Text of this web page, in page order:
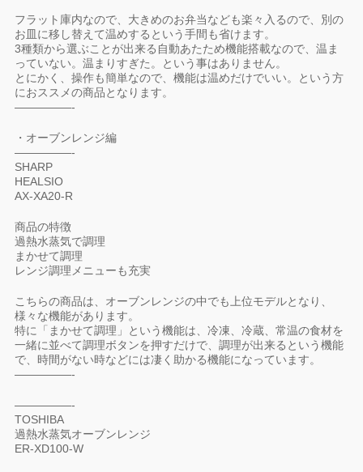
フラット庫内なので、大きめのお弁当なども楽々入るので、別の
お皿に移し替えて温めするという手間も省けます。
3種類から選ぶことが出来る自動あたため機能搭載なので、温ま
っていない。温まりすぎた。という事はありません。
とにかく、操作も簡単なので、機能は温めだけでいい。という方
におススメの商品となります。
—————-
・オーブンレンジ編
—————-
SHARP
HEALSIO
AX-XA20-R
商品の特徴
過熱水蒸気で調理
まかせて調理
レンジ調理メニューも充実
こちらの商品は、オーブンレンジの中でも上位モデルとなり、
様々な機能があります。
特に「まかせて調理」という機能は、冷凍、冷蔵、常温の食材を
一緒に並べて調理ボタンを押すだけで、調理が出来るという機能
で、時間がない時などには凄く助かる機能になっています。
—————-
—————-
TOSHIBA
過熱水蒸気オーブンレンジ
ER-XD100-W